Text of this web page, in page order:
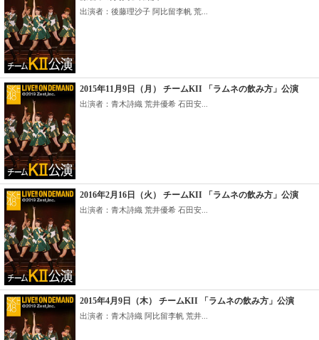
出演者：後藤理沙子 阿比留李帆 荒...
2015年11月9日（月） チームKII 「ラムネの飲み方」公演
出演者：青木詩織 荒井優希 石田安...
2016年2月16日（火） チームKII 「ラムネの飲み方」公演
出演者：青木詩織 荒井優希 石田安...
2015年4月9日（木） チームKII 「ラムネの飲み方」公演
出演者：青木詩織 阿比留李帆 荒井...